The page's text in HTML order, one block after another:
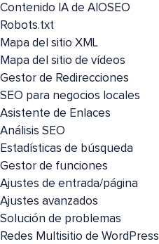
Contenido IA de AIOSEO
Robots.txt
Mapa del sitio XML
Mapa del sitio de vídeos
Gestor de Redirecciones
SEO para negocios locales
Asistente de Enlaces
Análisis SEO
Estadísticas de búsqueda
Gestor de funciones
Ajustes de entrada/página
Ajustes avanzados
Solución de problemas
Redes Multisitio de WordPress